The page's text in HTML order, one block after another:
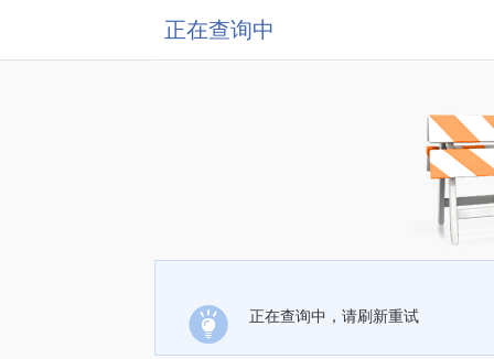
正在查询中
正在查询中，请刷新重试